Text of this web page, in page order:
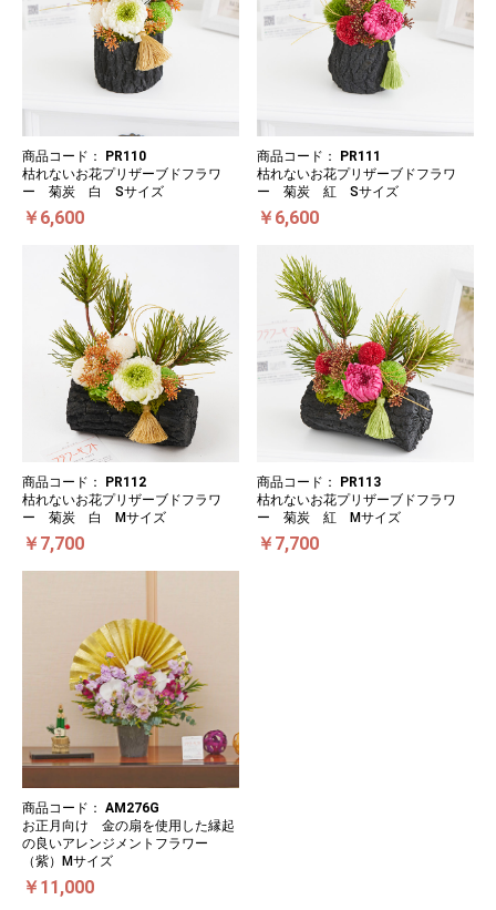
商品コード：
PR110
枯れないお花プリザーブドフラワ
ー 菊炭 白 Sサイズ
￥6,600
商品コード：
PR111
枯れないお花プリザーブドフラワ
ー 菊炭 紅 Sサイズ
￥6,600
商品コード：
PR112
枯れないお花プリザーブドフラワ
ー 菊炭 白 Mサイズ
￥7,700
商品コード：
PR113
枯れないお花プリザーブドフラワ
ー 菊炭 紅 Mサイズ
￥7,700
商品コード： AM276G
お正月向け 金の扇を使用した縁起
の良いアレンジメントフラワー
（紫）Mサイズ
￥11,000